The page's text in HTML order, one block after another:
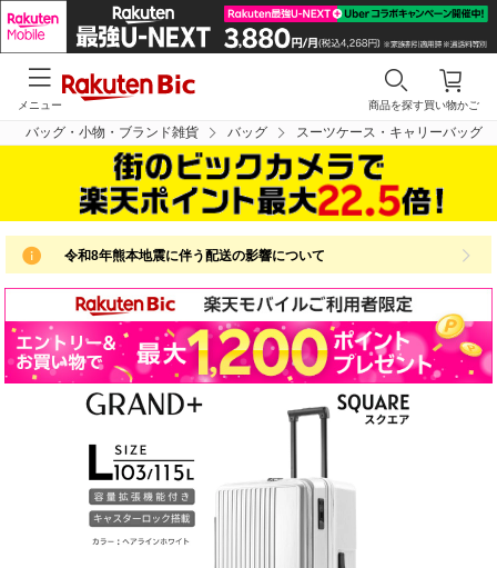
買い物かご
商品を探す
メニュー
バッグ・小物・ブランド雑貨 バッグ スーツケース・キャリーバッグ
令和8年熊本地震に伴う配送の影響について